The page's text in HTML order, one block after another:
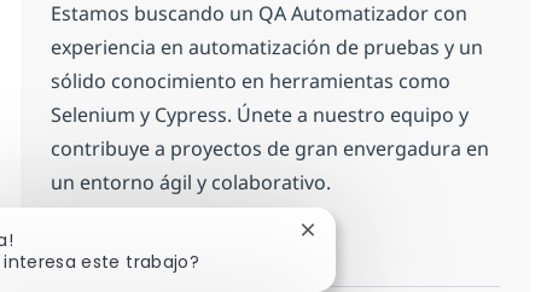
Estamos buscando un QA Automatizador con
experiencia en automatización de pruebas y un
sólido conocimiento en herramientas como
Selenium y Cypress. Únete a nuestro equipo y
contribuye a proyectos de gran envergadura en
un entorno ágil y colaborativo.
QA Automatizador
interesa este trabajo?
Cerrar notificación de